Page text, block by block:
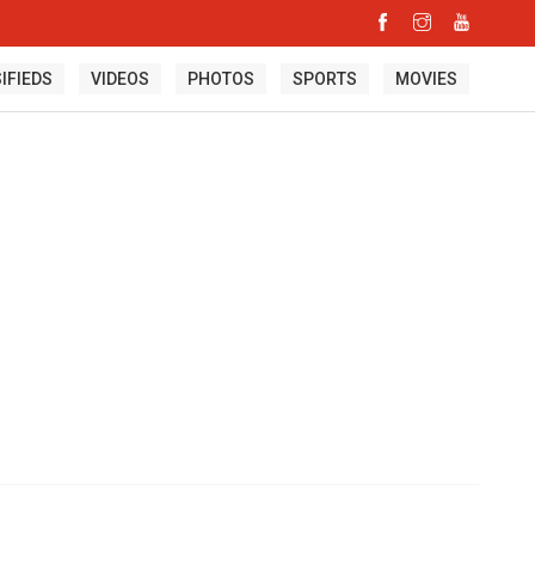
VIDEOS PHOTOS SPORTS MOVIES